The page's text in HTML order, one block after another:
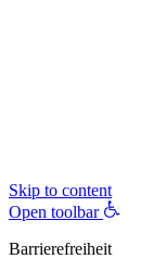
Skip to content
Open toolbar
Barrierefreiheit